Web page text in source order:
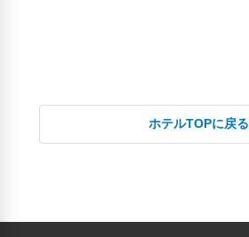
ホテルTOPに戻る